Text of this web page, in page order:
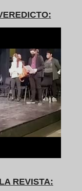
REVISTA: